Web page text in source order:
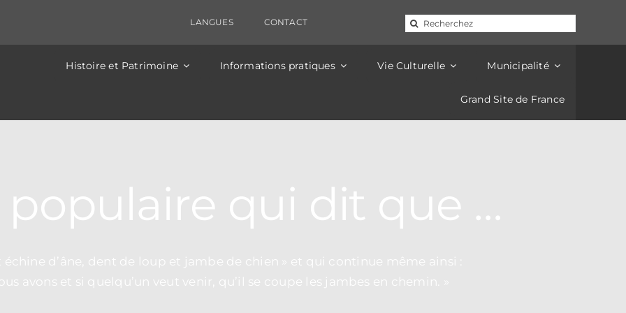
sera fermée entre Clamouse et St-Guilhem de 14h à 16h.
LANGUES CONTACT Rechercher:
Histoire et Patrimoine Informations pratiques Vie Culturelle Municipalité
Grand Site de France
qui dit que …
d’âne, dent de loup et jambe de chien » et qui continue même ainsi :
avons et si quelqu’un veut venir, qu’il se coupe les jambes en chemin. »